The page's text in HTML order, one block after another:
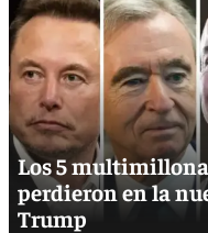
Los 5
perdieron en la
Trump